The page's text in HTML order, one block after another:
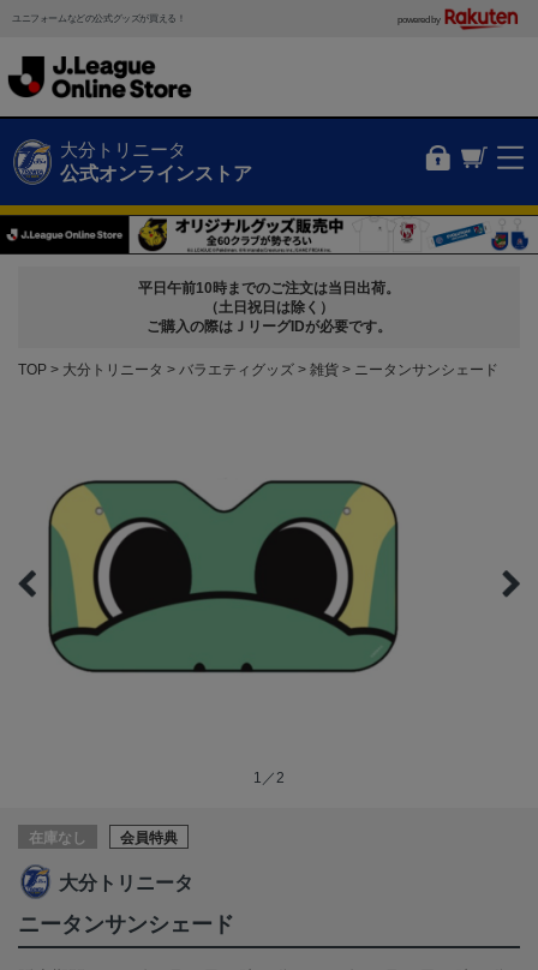
ユニフォームなどの公式グッズが買える！ powered by
大分トリニータ
公式オンラインストア
平日午前10時までのご注文は当日出荷。
（土日祝日は除く）
ご購入の際はＪリーグIDが必要です。
TOP 大分トリニータ バラエティグッズ 雑貨 ニータンサンシェード
1／2
在庫なし 会員特典
大分トリニータ
ニータンサンシェード